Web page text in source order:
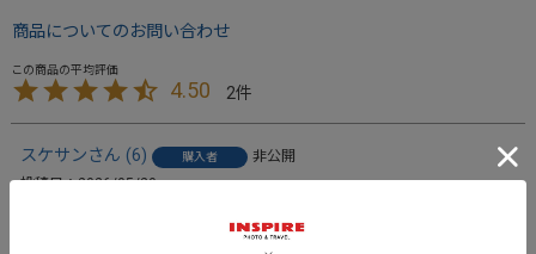
商品についてのお問い合わせ
4.50 2
スケサン 6 購入者
非公開
投稿日
2026/05/20